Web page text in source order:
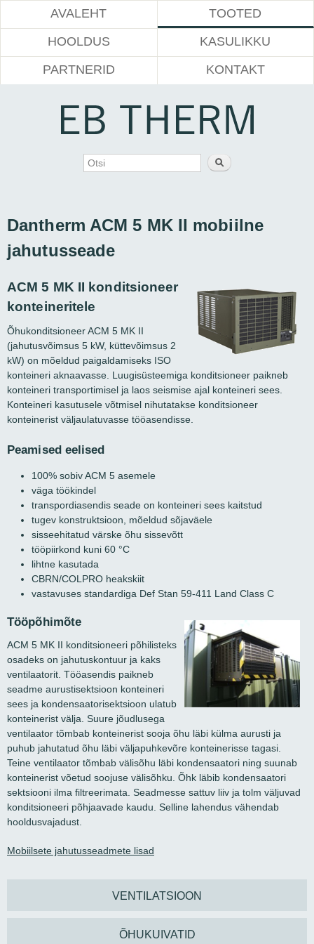
PeamenüüAVALEHT
TOOTED
HOOLDUS
KASULIKKU
PARTNERID
KONTAKT
OtsinguvormOtsi
Dantherm ACM 5 MK II mobiilne
jahutusseade
ACM 5 MK II konditsioneer
konteineritele
Õhukonditsioneer ACM 5 MK II
(jahutusvõimsus 5 kW, küttevõimsus 2
kW) on mõeldud paigaldamiseks ISO
konteineri aknaavasse. Luugisüsteemiga konditsioneer paikneb
konteineri transportimisel ja laos seismise ajal konteineri sees.
Konteineri kasutusele võtmisel nihutatakse konditsioneer
konteinerist väljaulatuvasse tööasendisse.
Peamised eelised
100% sobiv ACM 5 asemele
väga töökindel
transpordiasendis seade on konteineri sees kaitstud
tugev konstruktsioon, mõeldud sõjaväele
sisseehitatud värske õhu sissevõtt
tööpiirkond kuni 60 °C
lihtne kasutada
CBRN/COLPRO heakskiit
vastavuses standardiga Def Stan 59-411 Land Class C
Tööpõhimõte
ACM 5 MK II konditsioneeri põhilisteks
osadeks on jahutuskontuur ja kaks
ventilaatorit. Tööasendis paikneb
seadme aurustisektsioon konteineri
sees ja kondensaatorisektsioon ulatub
konteinerist välja. Suure jõudlusega
ventilaator tõmbab konteinerist sooja õhu läbi külma aurusti ja
puhub jahutatud õhu läbi väljapuhkevõre konteinerisse tagasi.
Teine ventilaator tõmbab välisõhu läbi kondensaatori ning suunab
konteinerist võetud soojuse välisõhku. Õhk läbib kondensaatori
sektsiooni ilma filtreerimata. Seadmesse sattuv liiv ja tolm väljuvad
konditsioneeri põhjaavade kaudu. Selline lahendus vähendab
hooldusvajadust.
Mobiilsete jahutusseadmete lisad
VENTILATSIOON
ÕHUKUIVATID